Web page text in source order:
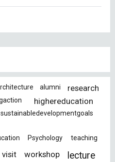
alumni research
highereducation
sustainabledevelopmentgoals
Psychology
teaching
visit workshop lecture